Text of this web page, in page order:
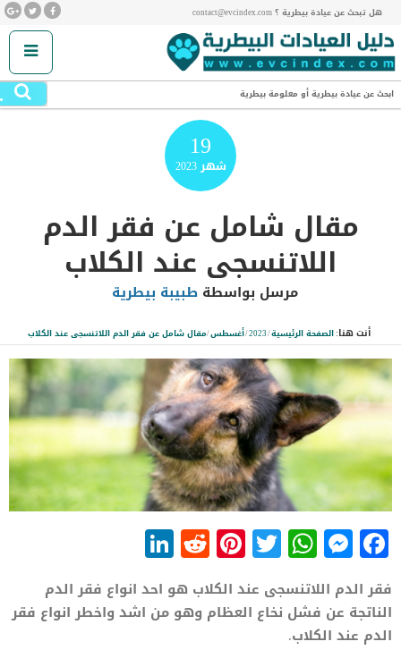
هل تبحث عن عيادة بيطرية ؟ contact@evcindex.com
ابحث عن عيادة بيطرية أو معلومة بيطرية
19
شهر2023
مقال شامل عن فقر الدم
اللاتنسجى عند الكلاب
مرسل بواسطة طبيبة بيطرية
أنت هنا:الصفحة الرئيسية/
2023
/أغسطس/مقال شامل عن فقر الدم اللاتنسجى عند الكلاب
Facebook
Messenger
WhatsApp
Twitter
Pinterest
Reddit
فقر الدم اللاتنسجى عند الكلاب هو احد انواع فقر الدم
الناتجة عن فشل نخاع العظام وهو من اشد واخطر انواع فقر
الدم عند الكلاب.